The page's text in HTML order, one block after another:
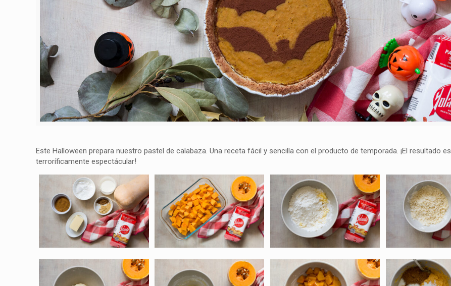
Este Halloween prepara nuestro pastel de calabaza. Una receta fácil y sencilla con el producto de temporada. ¡El resultado es
terroríficamente espectácular!